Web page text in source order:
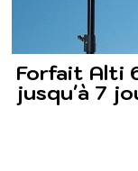
Forfait Alti
jusqu'à 7